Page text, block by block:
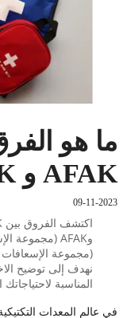
AFAK و MFAK؟
09-11-2023
نهدف إلى توضيح
المناسبة